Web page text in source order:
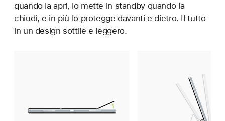
quando la apri, lo mette in standby quando la
chiudi, e in più lo protegge davanti e dietro. Il tutto
in un design sottile e leggero.